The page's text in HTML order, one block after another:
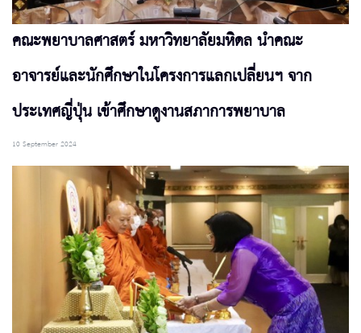
คณะพยาบาลศาสตร์ มหาวิทยาลัยมหิดล นำคณะ
อาจารย์และนักศึกษาในโครงการแลกเปลี่ยนฯ จาก
ประเทศญี่ปุ่น เข้าศึกษาดูงานสภาการพยาบาล
10 September 2024